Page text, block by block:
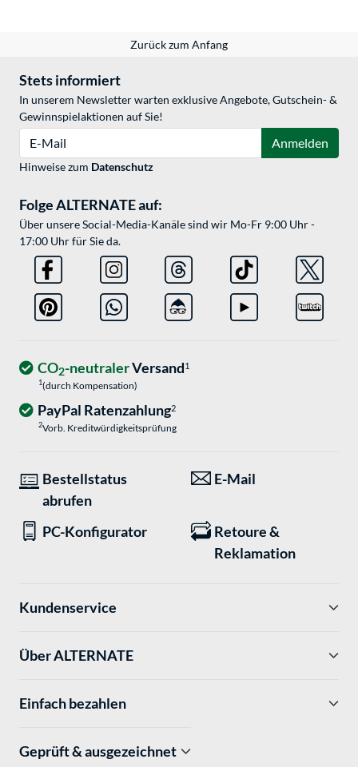
Zurück zum Anfang
Stets informiert
In unserem Newsletter warten exklusive Angebote, Gutschein- &
Gewinnspielaktionen auf Sie!
Anmelden
Hinweise zum Datenschutz
Folge ALTERNATE auf:
Über unsere Social-Media-Kanäle sind wir Mo-Fr 9:00 Uhr -
17:00 Uhr für Sie da.
CO2-neutralerVersand1
1(durch Kompensation)
PayPal Ratenzahlung2
2Vorb. Kreditwürdigkeitsprüfung
Bestellstatus
abrufen
E-Mail
PC-Konfigurator
Retoure &
Reklamation
Kundenservice
Über ALTERNATE
Einfach bezahlen
Geprüft & ausgezeichnet